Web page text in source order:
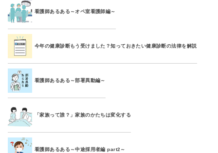
看護師あるある～オペ室看護師編～
今年の健康診断もう受けました？知っておきたい健康診断の法律を解説
看護師あるある～部署異動編～
「家族って誰？」家族のかたちは変化する
看護師あるある～中途採用者編 part2～